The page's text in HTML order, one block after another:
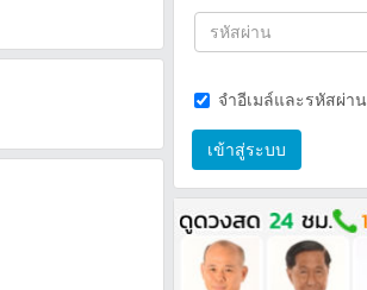
จำอีเมล์และรหัสผ่าน
เข้าสู่ระบบ